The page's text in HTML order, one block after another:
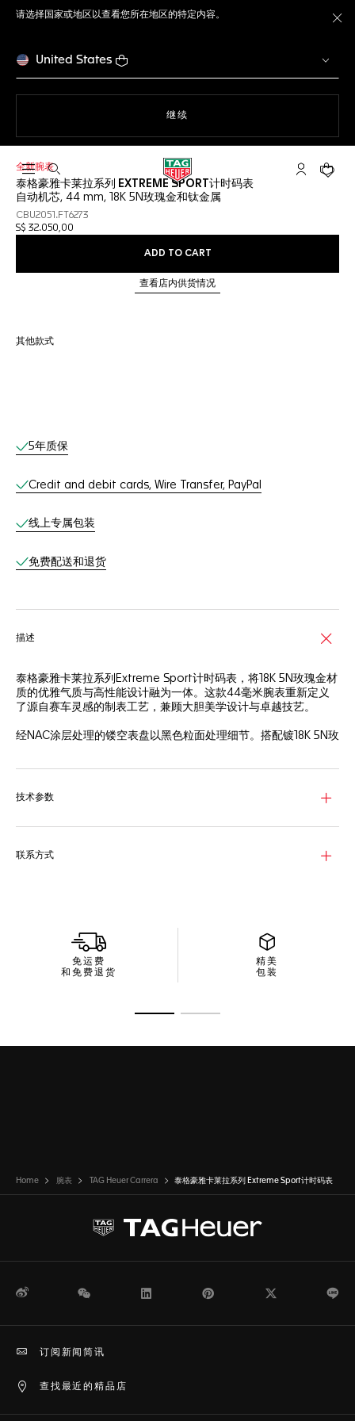
请选择国家或地区以查看您所在地区的特定内容。
United States
继续
打开搜索 My TAG您的
全新腕表
泰格豪雅卡莱拉系列 EXTREME SPORT计时码表
自动机芯, 44 mm, 18K 5N玫瑰金和钛金属
CBU2051.FT6273
S$ 32.050,00
ADD TO CART
查看店内供货情况
其他款式
线上服务
5年质保
Credit and debit cards, Wire Transfer, PayPal
线上专属包装
免费配送和退货
描述
泰格豪雅卡莱拉系列Extreme Sport计时码表，将18K 5N玫瑰金材
质的优雅气质与高性能设计融为一体。这款44毫米腕表重新定义
了源自赛车灵感的制表工艺，兼顾大胆美学设计与卓越技艺。
经NAC涂层处理的镂空表盘以黑色粒面处理细节。搭配镀18K 5N玫
计结构，呈现出动感而不失精致的设计美学，并搭配固定测速表圈
一体式黑色橡胶表带，搭配黑色DLC涂层钛金属表扣，确保佩戴稳
固贴合，符合人体工学。表带融合现代材质与精美饰面，衬托出腕
技术参数
联系方式
免运费
和免费退货
精美
包装
Home 腕表 TAG Heuer Carrera 泰格豪雅卡莱拉系列 Extreme Sport计时码表
微博 WeChat Pinterest
查找最近的精品店
订阅新闻简讯